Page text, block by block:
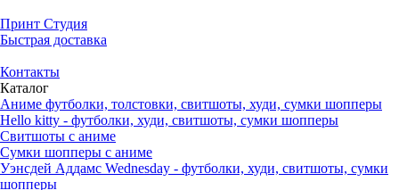
Принт Студия
Быстрая доставка
Контакты
Каталог
Аниме футболки, толстовки, свитшоты, худи, сумки шопперы
Hello kitty - футболки, худи, свитшоты, сумки шопперы
Свитшоты с аниме
Сумки шопперы с аниме
Уэнсдей Аддамс Wednesday - футболки, худи, свитшоты, сумки
шопперы